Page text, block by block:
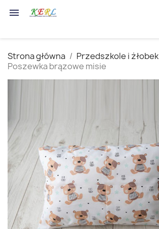

Strona główna Przedszkole i żłobek
Poszewka brązowe misie